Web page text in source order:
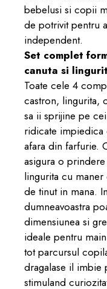
bebelusi si copii
de potrivit pentru
independent.
Set complet
canuta si
Toate cele 4
castron, lingurita,
sa ii sprijine pe
ridicate impiedica
afara din farfurie.
asigura o
lingurita cu
de tinut in mana.
dumneavoastra
dimensiunea si
ideale pentru
tot parcursul
dragalase il imbie
stimuland